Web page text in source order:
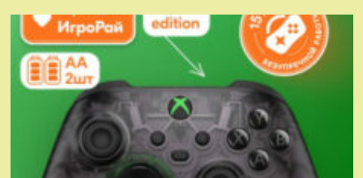
Геймпад
Microsoft
Xbox
Series
X|S
Mineral
Camo
(Special
Edition)